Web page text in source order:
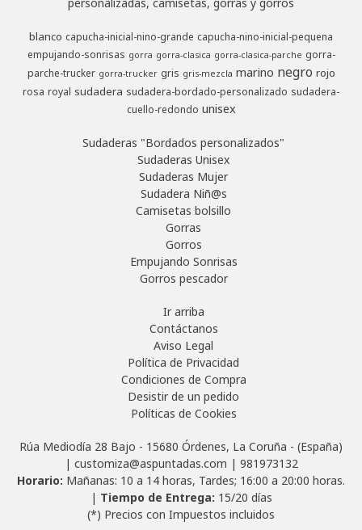
blanco capucha-inicial-nino-grande capucha-nino-inicial-pequena
empujando-sonrisas gorra gorra-clasica gorra-clasica-parche gorra-
parche-trucker gorra-trucker gris gris-mezcla marino negro rojo
rosa royal sudadera sudadera-bordado-personalizado sudadera-
cuello-redondo unisex
Sudaderas "Bordados personalizados"
Sudaderas Unisex
Sudaderas Mujer
Sudadera Niñ@s
Camisetas bolsillo
Gorras
Gorros
Empujando Sonrisas
Gorros pescador
Ir arriba
Contáctanos
Aviso Legal
Política de Privacidad
Condiciones de Compra
Desistir de un pedido
Políticas de Cookies
Rúa Mediodía 28 Bajo - 15680 Órdenes, La Coruña - (España)
| customiza@aspuntadas.com | 981973132
Horario: Mañanas: 10 a 14 horas, Tardes; 16:00 a 20:00 horas.
| Tiempo de Entrega: 15/20 días
(*) Precios con Impuestos incluidos